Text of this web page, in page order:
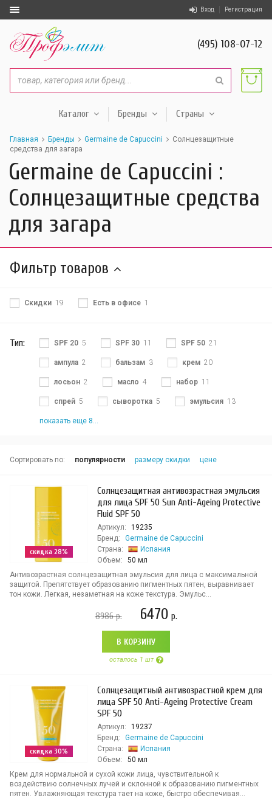
Вход Регистрация
(495) 108-07-12
Каталог Бренды Страны
Главная Бренды Germaine de Capuccini
Солнцезащитные
средства для загара
Germaine de Capuccini :
Солнцезащитные средства
для загара
Фильтр товаров
Скидки 19 Есть в офисе 1
Тип: SPF 20 5 SPF 30 11 SPF 50 21
ампула 2 бальзам 3 крем 20
лосьон 2 масло 4 набор 11
спрей 5 сыворотка 5 эмульсия 13
показать еще 8...
Сортировать по: популярности размеру скидки цене
скидка 28%
Солнцезащитная антивозрастная эмульсия
для лица SPF 50 Sun Anti-Ageing Protective
Fluid SPF 50
Артикул:
19235
Бренд:
Germaine de Capuccini
Страна:
Испания
Объем:
50 мл
Антивозрастная солнцезащитная эмульсия для лица с максимальной
защитой. Препятствует образованию пигментных пятен, выравнивает
тон кожи. Легкая, незаметная на коже текстура. Эмульс...
8986р. 6470 р.
В КОРЗИНУ
осталось 1 шт
скидка 30%
Солнцезащитный антивозрастной крем для
лица SPF 50 Anti-Ageing Protective Cream
SPF 50
Артикул:
19237
Бренд:
Germaine de Capuccini
Страна:
Испания
Объем:
50 мл
Крем для нормальной и сухой кожи лица, чувствительной к
воздействию солнечных лучей и склонной к образованию пигментных
пятен. Увлажняющая текстура тает на коже, быстро обеспечивая...